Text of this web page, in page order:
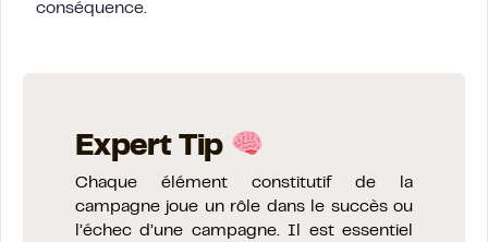
conséquence.
Expert Tip
Chaque élément constitutif de la
campagne joue un rôle dans le succès ou
l’échec d’une campagne. Il est essentiel